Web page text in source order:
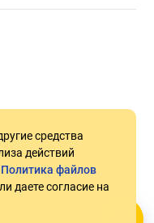
средства
действий
Политика файлов
даете согласие на
- 17:00 Воскресенье -